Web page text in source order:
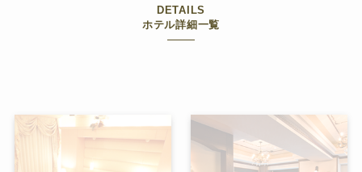
DETAILS
ホテル詳細一覧